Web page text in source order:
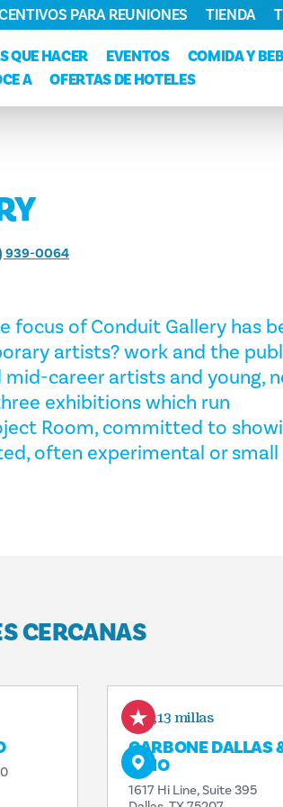
QUE HACER
EVENTOS COMIDA Y
A
OFERTAS DE HOTELES
PARA REUNIONES TIENDA
939-0064
focus of Conduit Gallery has
artists? work and the
career artists and young,
exhibitions which run
Room, committed to
often experimental or small
CERCANAS
0,13 millas
CARBONE DALLAS
VINO
1617 Hi Line, Suite 395